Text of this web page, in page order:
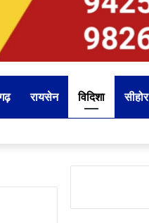
रायसेन विदिशा सीहोर
आदेश